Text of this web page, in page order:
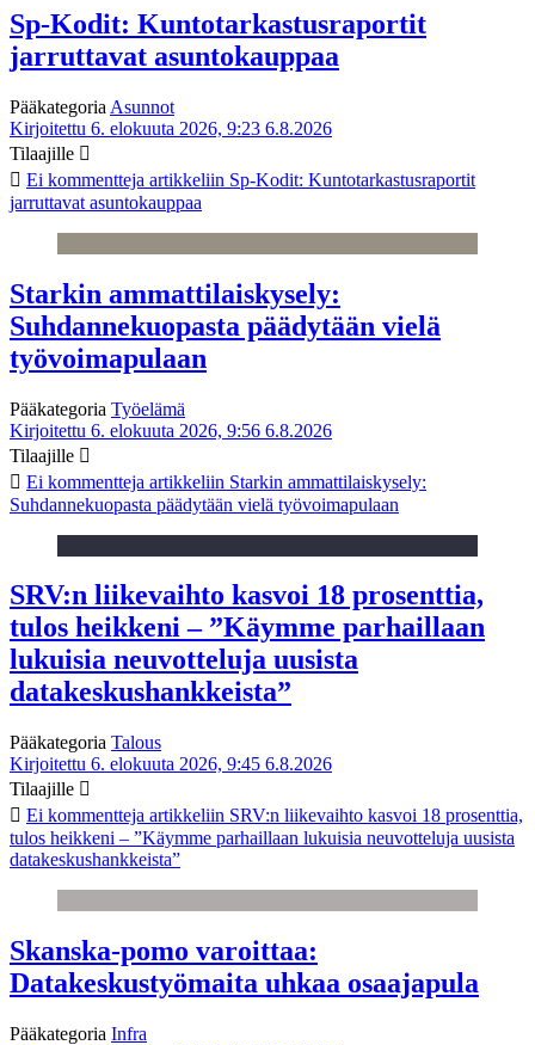
Sp-Kodit: Kuntotarkastusraportit
jarruttavat asuntokauppaa
Pääkategoria Asunnot
Kirjoitettu 6. elokuuta 2026, 9:23 6.8.2026
Tilaajille
Ei kommentteja artikkeliin Sp-Kodit: Kuntotarkastusraportit
jarruttavat asuntokauppaa
Starkin ammattilaiskysely:
Suhdannekuopasta päädytään vielä
työvoimapulaan
Pääkategoria Työelämä
Kirjoitettu 6. elokuuta 2026, 9:56 6.8.2026
Tilaajille
Ei kommentteja artikkeliin Starkin ammattilaiskysely:
Suhdannekuopasta päädytään vielä työvoimapulaan
SRV:n liikevaihto kasvoi 18 prosenttia,
tulos heikkeni – ”Käymme parhaillaan
lukuisia neuvotteluja uusista
datakeskushankkeista”
Pääkategoria Talous
Kirjoitettu 6. elokuuta 2026, 9:45 6.8.2026
Tilaajille
Ei kommentteja artikkeliin SRV:n liikevaihto kasvoi 18 prosenttia,
tulos heikkeni – ”Käymme parhaillaan lukuisia neuvotteluja uusista
datakeskushankkeista”
Skanska-pomo varoittaa:
Datakeskustyömaita uhkaa osaajapula
Pääkategoria Infra